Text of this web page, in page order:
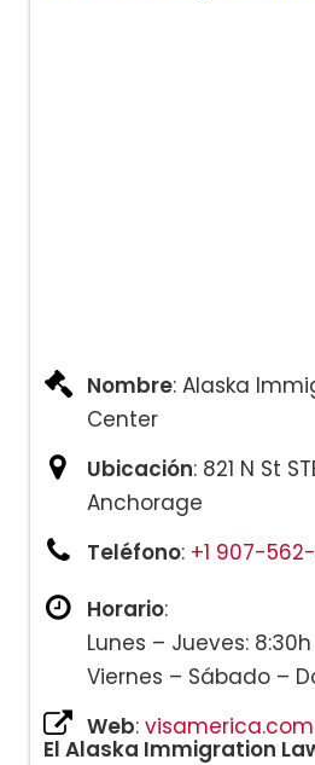
Nombre: Alaska
Center
Ubicación: 821 N St
Anchorage
Teléfono: +1 907-
Horario:
Lunes – Jueves: 8:30h
Viernes – Sábado –
Web: visamerica.com
El Alaska Immigration